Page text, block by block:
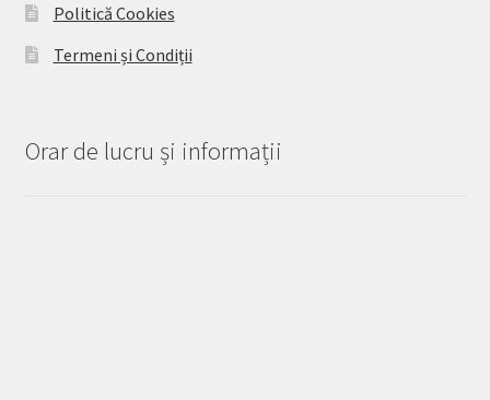
Politică Cookies
Termeni și Condiții
Orar de lucru și informații